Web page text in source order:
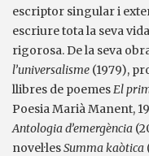
escriptor singular i
escriure tota la seva
rigorosa. De la seva
l’universalisme (1979),
llibres de poemes El
Poesia Marià Manent,
Antologia d’emergència
novel·lesSumma kaòtica